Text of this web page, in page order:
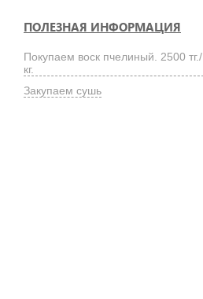
ПОЛЕЗНАЯ ИНФОРМАЦИЯ
Покупаем воск пчелиный. 2500 тг./
кг.
Закупаем сушь